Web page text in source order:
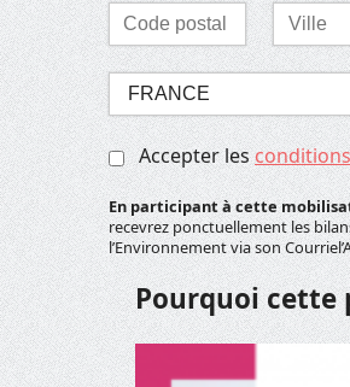
Laisser ce champ vide
Code
postal
*
Ville
*
Sélectionnez
votre
pays
*
Accepter les
En participant à cette
recevrez ponctuellement les
l’Environnement via son
Pourquoi cette